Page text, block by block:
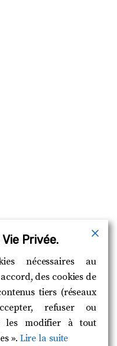
Privée.
nécessaires au
des cookies de
tiers (réseaux
refuser ou
les modifier à tout
». Lire la suite